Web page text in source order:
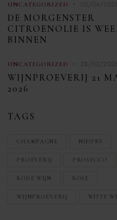
UNCATEGORIZED
DE MORGENSTER
CITROENOLIE IS
BINNEN
UNCATEGORIZED
WIJNPROEVERIJ 21
2026
TAGS
CHAMPAGNE NIEUWS
PROEVERIJ PROSECCO
RODE WIJN ROSE
WIJNPROEVERIJ WITTE